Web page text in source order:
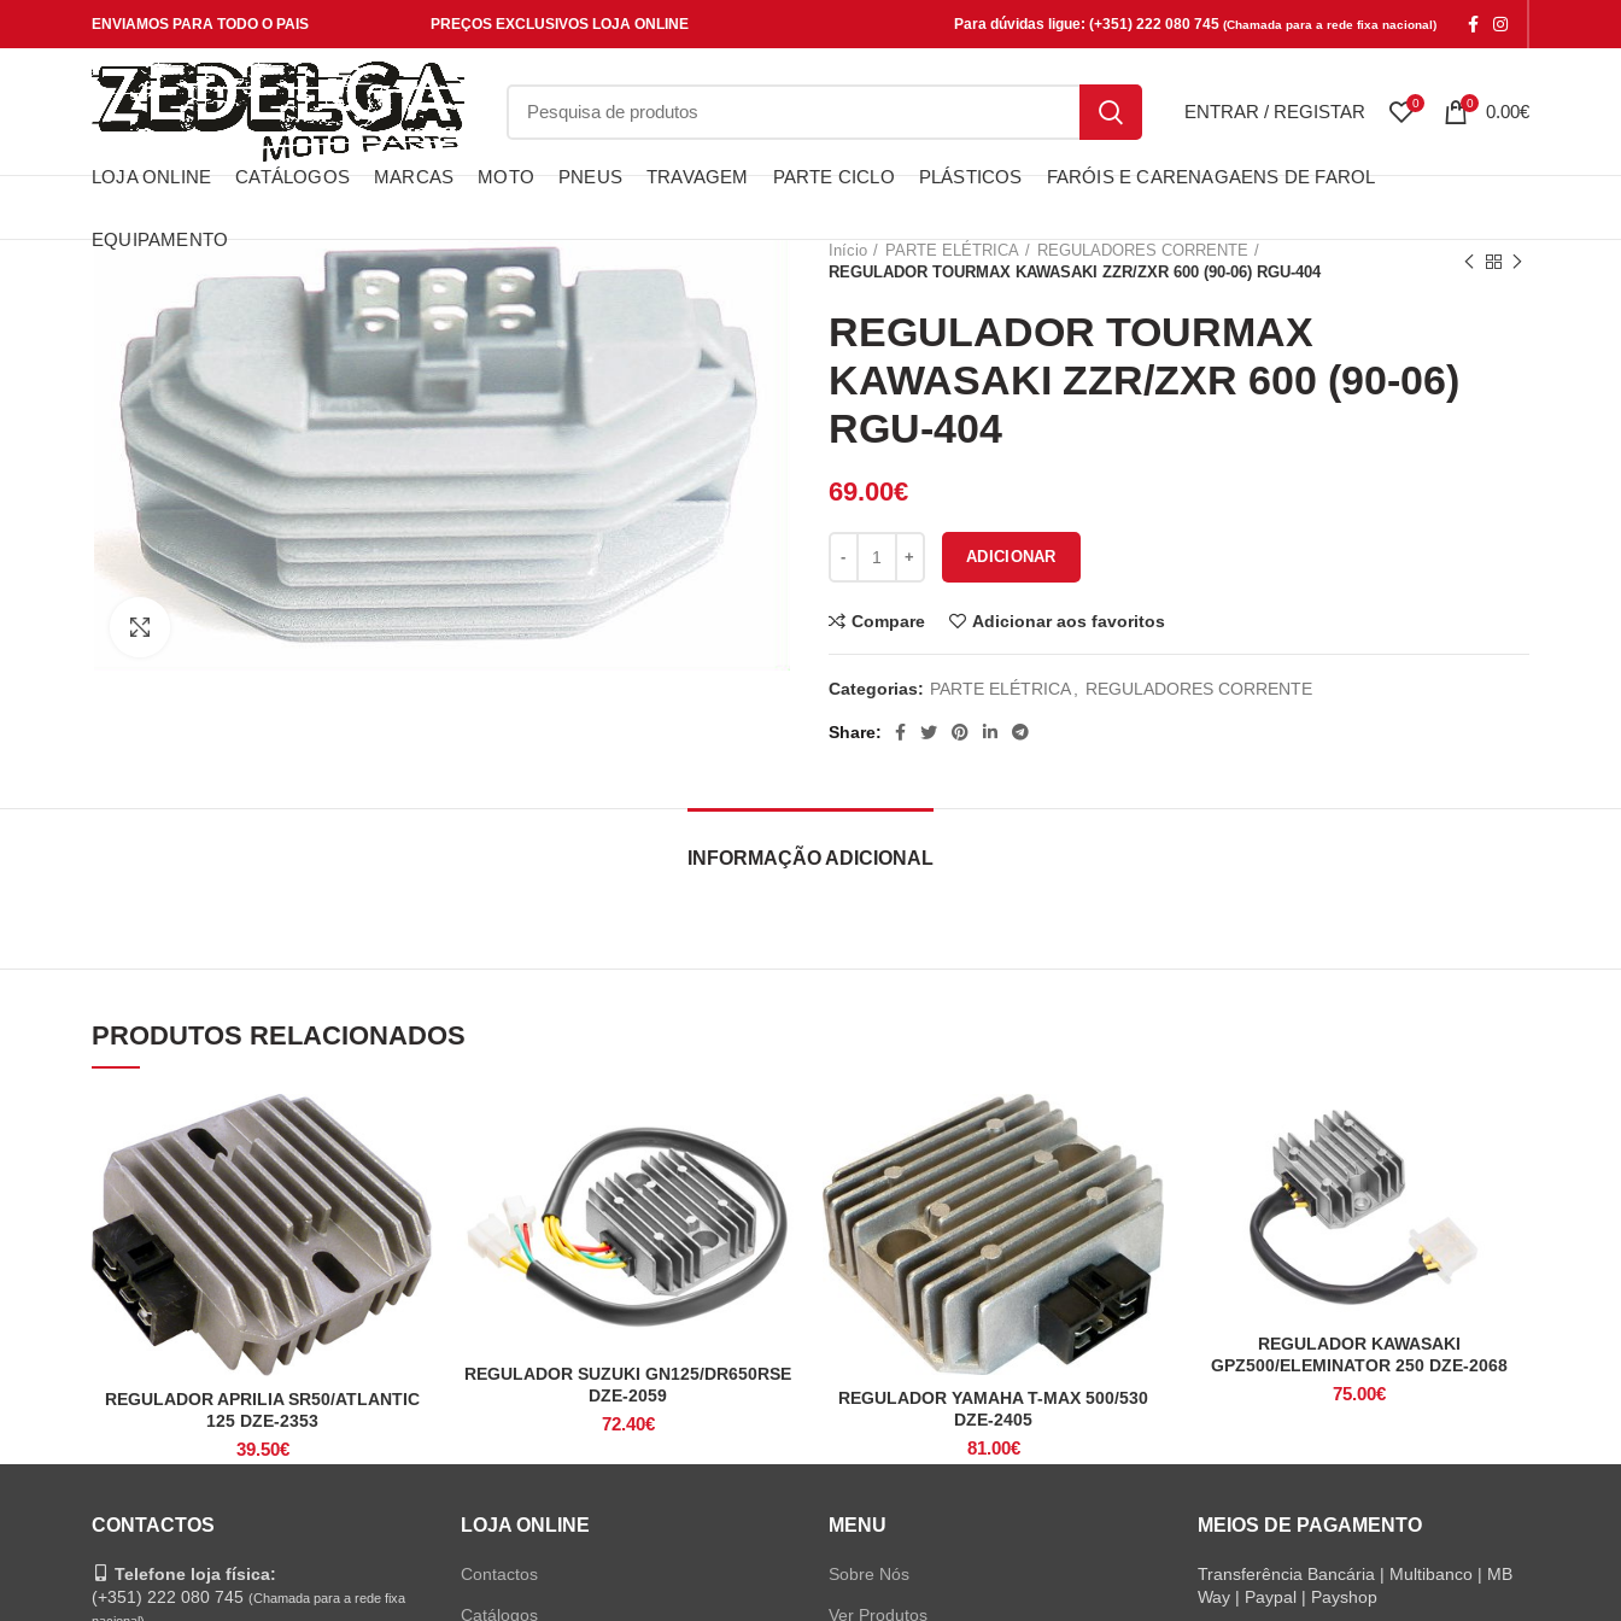
ENVIAMOS PARA TODO O PAIS PREÇOS EXCLUSIVOS LOJA ONLINE Para dúvidas ligue: (+351) 222 080 745 (Chamada para a rede fixa nacional)
ENTRAR / REGISTAR 0 0 0.00€
LOJA ONLINE CATÁLOGOS MARCAS MOTO PNEUS TRAVAGEM PARTE CICLO PLÁSTICOS FARÓIS E CARENAGAENS DE FAROL
EQUIPAMENTO
Click to enlarge
Início PARTE ELÉTRICA
REGULADORES CORRENTE
REGULADOR TOURMAX KAWASAKI ZZR/ZXR 600 (90-06) RGU-404
REGULADOR TOURMAX
KAWASAKI ZZR/ZXR 600 (90-06)
RGU-404
69.00€
ADICIONAR
Compare Adicionar aos favoritos
Categorias: PARTE ELÉTRICA REGULADORES CORRENTE
Share
INFORMAÇÃO ADICIONAL
PRODUTOS RELACIONADOS
ADICIONAR
REGULADOR APRILIA SR50/ATLANTIC
125 DZE-2353
39.50€
ADICIONAR
REGULADOR SUZUKI GN125/DR650RSE
DZE-2059
72.40€
ADICIONAR
REGULADOR YAMAHA T-MAX 500/530
DZE-2405
81.00€
ADICIONAR
REGULADOR KAWASAKI
GPZ500/ELEMINATOR 250 DZE-2068
75.00€
CONTACTOS
Telefone loja física:
(+351) 222 080 745 (Chamada para a rede fixa
LOJA ONLINE
Contactos
Catálogos
MENU
Sobre Nós
Ver Produtos
MEIOS DE PAGAMENTO
Transferência Bancária | Multibanco | MB
Way | Paypal | Payshop